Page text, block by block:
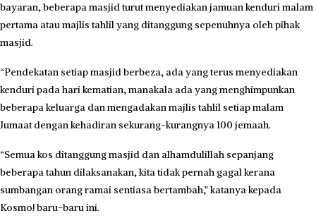
bayaran, beberapa masjid turut menyediakan jamuan kenduri malam
pertama atau majlis tahlil yang ditanggung sepenuhnya oleh pihak
masjid.
“Pendekatan setiap masjid berbeza, ada yang terus menyediakan
kenduri pada hari kematian, manakala ada yang menghimpunkan
beberapa keluarga dan mengadakan majlis tahlil setiap malam
Jumaat dengan kehadiran sekurang-kurangnya 100 jemaah.
“Semua kos ditanggung masjid dan alhamdulillah sepanjang
beberapa tahun dilaksanakan, kita tidak pernah gagal kerana
sumbangan orang ramai sentiasa bertambah,” katanya kepada
Kosmo! baru-baru ini.